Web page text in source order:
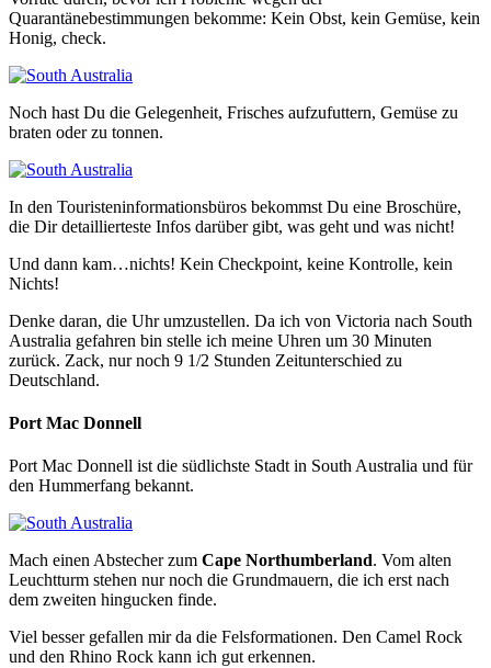
Quarantänebestimmungen bekomme: Kein Obst, kein Gemüse, kein
Honig, check.
Noch hast Du die Gelegenheit, Frisches aufzufuttern, Gemüse zu
braten oder zu tonnen.
In den Touristeninformationsbüros bekommst Du eine Broschüre,
die Dir detaillierteste Infos darüber gibt, was geht und was nicht!
Und dann kam…nichts! Kein Checkpoint, keine Kontrolle, kein
Nichts!
Denke daran, die Uhr umzustellen. Da ich von Victoria nach South
Australia gefahren bin stelle ich meine Uhren um 30 Minuten
zurück. Zack, nur noch 9 1/2 Stunden Zeitunterschied zu
Deutschland.
Port Mac Donnell
Port Mac Donnell ist die südlichste Stadt in South Australia und für
den Hummerfang bekannt.
Mach einen Abstecher zum Cape Northumberland. Vom alten
Leuchtturm stehen nur noch die Grundmauern, die ich erst nach
dem zweiten hingucken finde.
Viel besser gefallen mir da die Felsformationen. Den Camel Rock
und den Rhino Rock kann ich gut erkennen.